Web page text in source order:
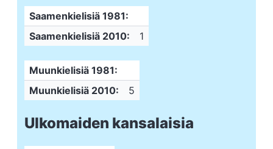
Saamenkielisiä 1981:
Saamenkielisiä 2010:
1
Muunkielisiä 1981:
Muunkielisiä 2010:
5
Ulkomaiden kansalaisia